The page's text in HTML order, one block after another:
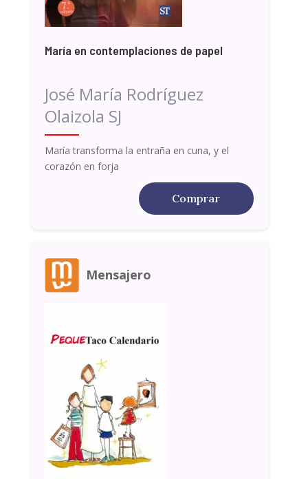
María en contemplaciones de papel
José María Rodríguez
Olaizola SJ
María transforma la entraña en cuna, y el
corazón en forja
Comprar
Mensajero